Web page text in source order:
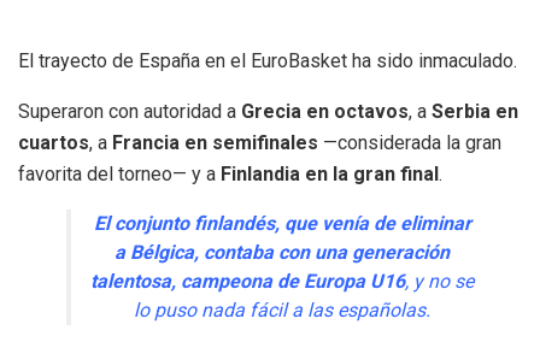
El trayecto de España en el EuroBasket ha sido inmaculado.
Superaron con autoridad a Grecia en octavos, a Serbia en
cuartos, a Francia en semifinales —considerada la gran
favorita del torneo— y a Finlandia en la gran final.
El conjunto finlandés, que venía de eliminar
a Bélgica, contaba con una generación
talentosa, campeona de Europa U16, y no se
lo puso nada fácil a las españolas.